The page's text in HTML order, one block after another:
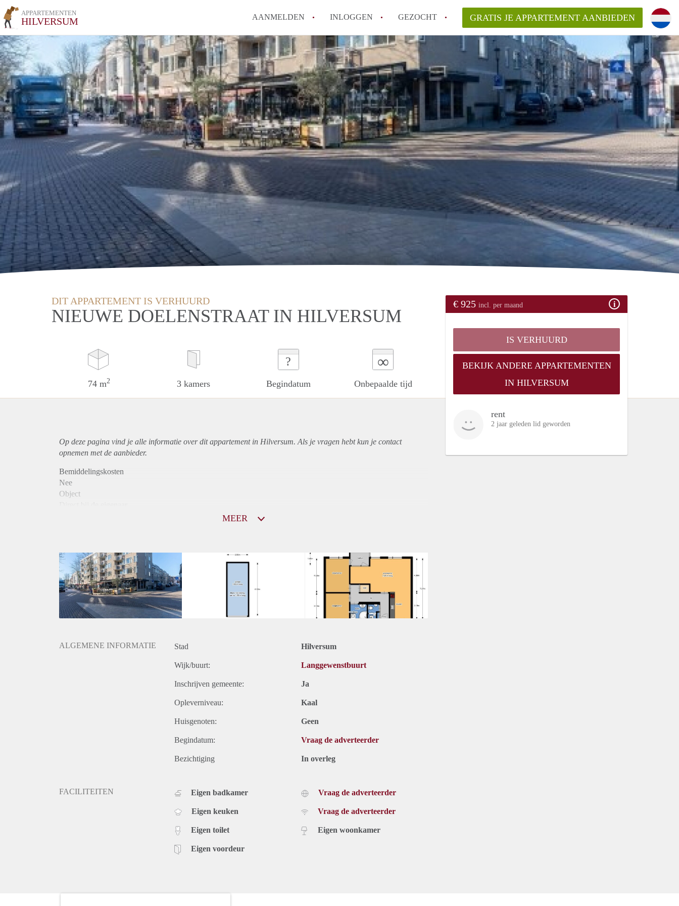
APPARTEMENTEN
HILVERSUM AANMELDEN INLOGGEN GEZOCHT GRATIS JE APPARTEMENT AANBIEDEN
DIT APPARTEMENT IS VERHUURD
NIEUWE DOELENSTRAAT IN HILVERSUM
74 m2 3 kamers
?
Begindatum
∞
Onbepaalde tijd
€ 925 incl. per maand
IS VERHUURD
BEKIJK ANDERE APPARTEMENTEN
IN HILVERSUM
rent
2 jaar geleden lid geworden
Op deze pagina vind je alle informatie over ditappartementin Hilversum. Als je vragen hebt kun je contact
opnemen met de aanbieder.
Bemiddelingskosten
Nee
Object
Huurtoeslag
Niet mogelijk
Inkomen eis
2,9 X Maandhuur Bruto
Huurtermijn
Onbepaalde termijn
MEER
ALGEMENE INFORMATIE Stad Hilversum
Wijk/buurt: Langgewenstbuurt
Inschrijven gemeente: Ja
Opleverniveau: Kaal
Huisgenoten: Geen
Begindatum: Vraag de adverteerder
Bezichtiging In overleg
FACILITEITEN Eigen badkamer
Eigen keuken
Eigen toilet
Eigen voordeur
Vraag de adverteerder
Vraag de adverteerder
Eigen woonkamer